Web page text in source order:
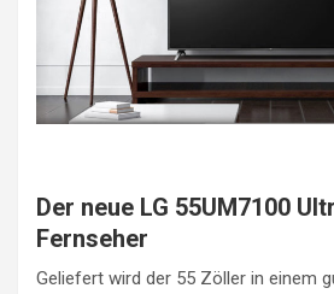
Der neue LG 55UM7100
Fernseher
Geliefert wird der 55 Zöller in einem